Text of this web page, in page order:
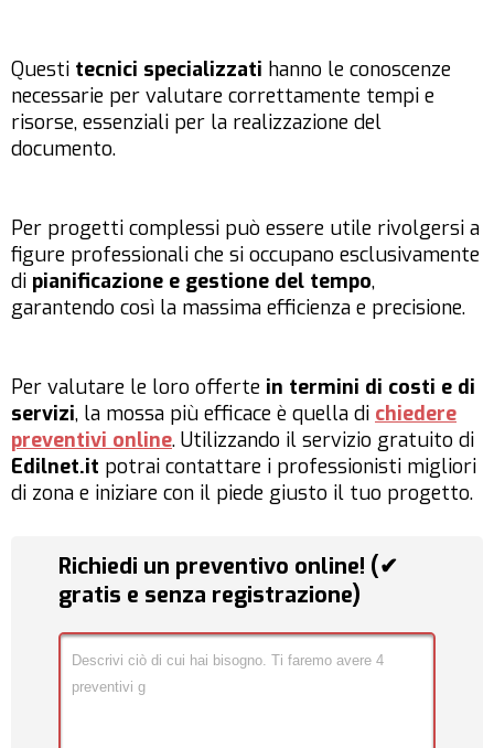
Questi tecnici specializzati hanno le conoscenze
necessarie per valutare correttamente tempi e
risorse, essenziali per la realizzazione del
documento.
Per progetti complessi può essere utile rivolgersi a
figure professionali che si occupano esclusivamente
di pianificazione e gestione del tempo,
garantendo così la massima efficienza e precisione.
Per valutare le loro offerte in termini di costi e di
servizi, la mossa più efficace è quella di chiedere
preventivi online. Utilizzando il servizio gratuito di
Edilnet.it potrai contattare i professionisti migliori
di zona e iniziare con il piede giusto il tuo progetto.
Richiedi un preventivo online! (✔
gratis e senza registrazione)